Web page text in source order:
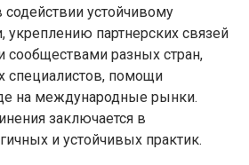
содействии устойчивому
укреплению партнерских связей
разных стран,
помощи
на международные рынки.
заключается в
и устойчивых практик.